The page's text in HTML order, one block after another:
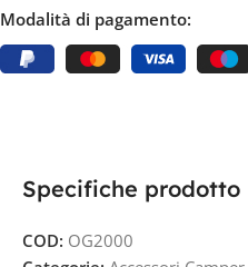
Modalità di pagamento:
Specifiche prodotto
COD: OG2000